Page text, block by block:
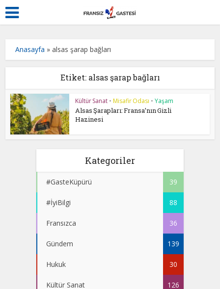
Anasayfa »alsas şarap bağları
Etiket: alsas şarap bağları
Kültür Sanat • Misafir Odası • Yaşam
Alsas Şarapları: Fransa’nın Gizli
Hazinesi
Kategoriler
#GasteKüpürü 39
#İyiBilgi 88
Fransızca 36
Gündem 139
Hukuk 30
Kültür Sanat 126